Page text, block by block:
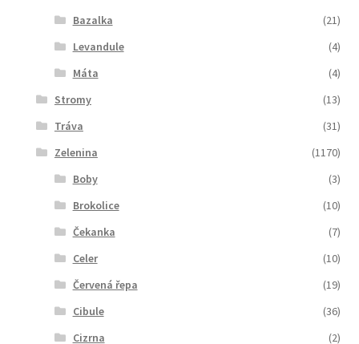
Bazalka
(21)
Levandule
(4)
Máta
(4)
Stromy
(13)
Tráva
(31)
Zelenina
(1170)
Boby
(3)
Brokolice
(10)
Čekanka
(7)
Celer
(10)
Červená řepa
(19)
Cibule
(36)
Cizrna
(2)